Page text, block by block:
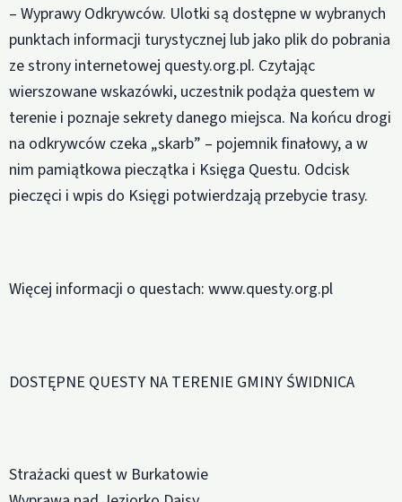
– Wyprawy Odkrywców. Ulotki są dostępne w wybranych
punktach informacji turystycznej lub jako plik do pobrania
ze strony internetowej questy.org.pl. Czytając
wierszowane wskazówki, uczestnik podąża questem w
terenie i poznaje sekrety danego miejsca. Na końcu drogi
na odkrywców czeka „skarb” – pojemnik finałowy, a w
nim pamiątkowa pieczątka i Księga Questu. Odcisk
pieczęci i wpis do Księgi potwierdzają przebycie trasy.
Więcej informacji o questach: www.questy.org.pl
DOSTĘPNE QUESTY NA TERENIE GMINY ŚWIDNICA
Strażacki quest w Burkatowie